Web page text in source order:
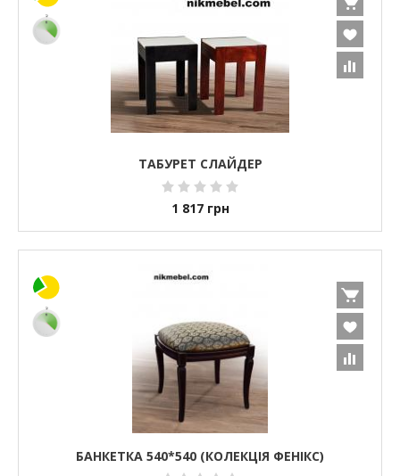
ТАБУРЕТ СЛАЙДЕР
1 817 грн
БАНКЕТКА 540*540 (КОЛЕКЦІЯ ФЕНІКС)